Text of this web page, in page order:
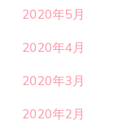
2020年5月
2020年4月
2020年3月
2020年2月